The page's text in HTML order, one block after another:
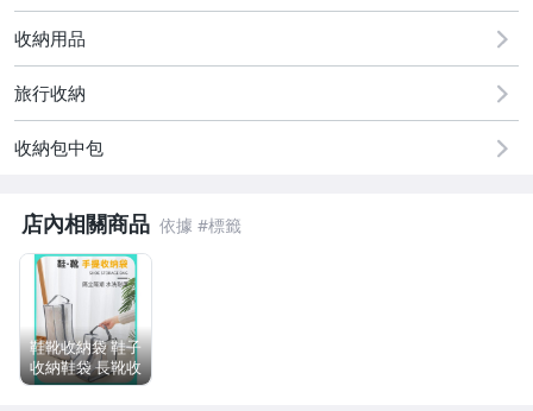
手機、配件與通訊
美容保養與彩妝
嬰幼兒與孕婦
寵物用品與水族
汽機車精品百貨
居家、家具與園藝
收納用品
旅行收納
收納包中包
店內相關商品
鞋靴收納袋 鞋子
收納鞋袋 長靴收
納 短靴收納袋